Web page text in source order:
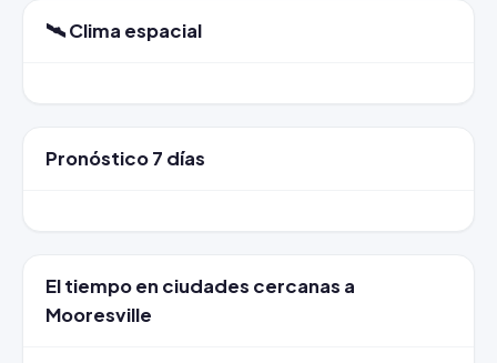
🛰️ Clima espacial
Pronóstico 7 días
El tiempo en ciudades cercanas a
Mooresville